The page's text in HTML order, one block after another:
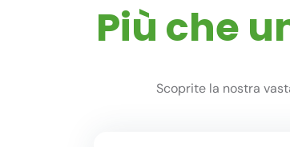
Più che
Scoprite la nostra